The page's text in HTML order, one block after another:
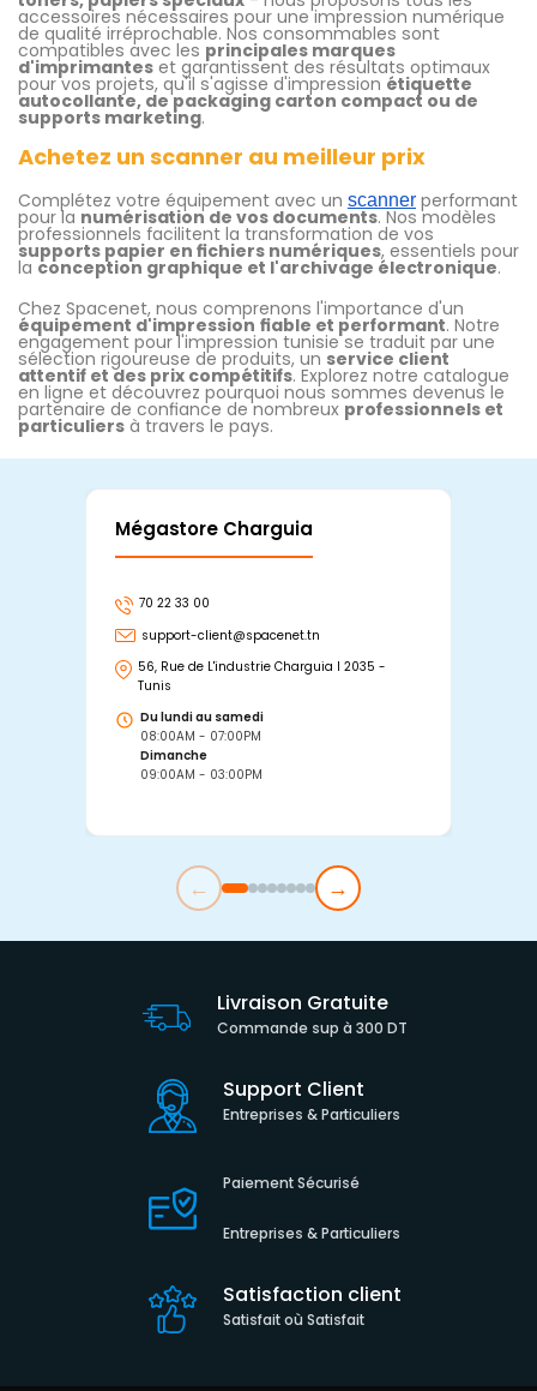
accessoires nécessaires pour une impression numérique
de qualité irréprochable. Nos consommables sont
compatibles avec les principales marques
d'imprimantes et garantissent des résultats optimaux
pour vos projets, qu'il s'agisse d'impression étiquette
autocollante, de packaging carton compact ou de
supports marketing.
Achetez un scanner au meilleur prix
Complétez votre équipement avec un scanner performant
pour la numérisation de vos documents. Nos modèles
professionnels facilitent la transformation de vos
supports papier en fichiers numériques, essentiels pour
la conception graphique et l'archivage électronique.
Chez Spacenet, nous comprenons l'importance d'un
équipement d'impression fiable et performant. Notre
engagement pour l'impression tunisie se traduit par une
sélection rigoureuse de produits, un service client
attentif et des prix compétitifs. Explorez notre catalogue
en ligne et découvrez pourquoi nous sommes devenus le
partenaire de confiance de nombreux professionnels et
particuliers à travers le pays.
Mégastore Charguia
70 22 33 00
support-client@spacenet.tn
56, Rue de L'industrie Charguia I 2035 -
Tunis
Du lundi au samedi
08:00AM - 07:00PM
Dimanche
09:00AM - 03:00PM
← →
Livraison Gratuite
Commande sup à 300 DT
Support Client
Entreprises & Particuliers
Paiement Sécurisé
Entreprises & Particuliers
Satisfaction client
Satisfait où Satisfait